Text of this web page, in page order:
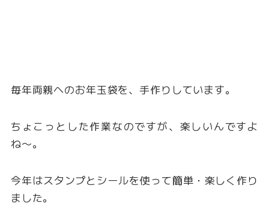
毎年両親へのお年玉袋を、手作りしています。
ちょこっとした作業なのですが、楽しいんですよ
ね〜。
今年はスタンプとシールを使って簡単・楽しく作り
ました。